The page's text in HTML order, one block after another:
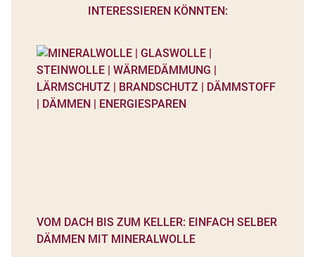
INTERESSIEREN KÖNNTEN:
VOM DACH BIS ZUM KELLER: EINFACH SELBER
DÄMMEN MIT MINERALWOLLE